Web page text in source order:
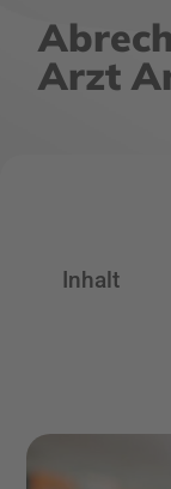
Arzt
Inhalt